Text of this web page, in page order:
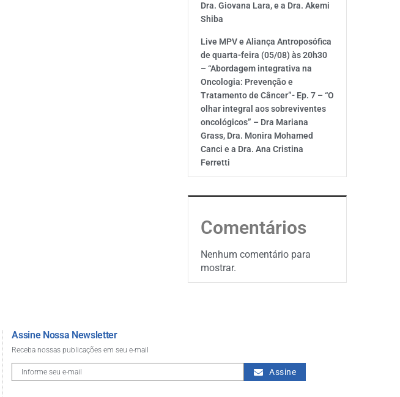
Dra. Giovana Lara, e a Dra. Akemi
Shiba
Live MPV e Aliança Antroposófica
de quarta-feira (05/08) às 20h30
– “Abordagem integrativa na
Oncologia: Prevenção e
Tratamento de Câncer”- Ep. 7 – “O
olhar integral aos sobreviventes
oncológicos” – Dra Mariana
Grass, Dra. Monira Mohamed
Canci e a Dra. Ana Cristina
Ferretti
Comentários
Nenhum comentário para
mostrar.
Assine Nossa Newsletter
Receba nossas publicações em seu e-mail
Assine